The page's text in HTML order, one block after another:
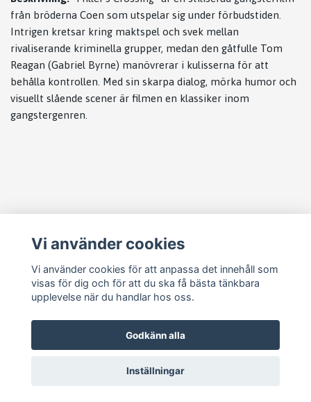
från bröderna Coen som utspelar sig under förbudstiden.
Intrigen kretsar kring maktspel och svek mellan
rivaliserande kriminella grupper, medan den gåtfulle Tom
Reagan (Gabriel Byrne) manövrerar i kulisserna för att
behålla kontrollen. Med sin skarpa dialog, mörka humor och
visuellt slående scener är filmen en klassiker inom
gangstergenren.
Köpvillkor
Kontakt
Cookie Concent
Vi använder cookies
Vi använder cookies för att anpassa det innehåll som
visas för dig och för att du ska få bästa tänkbara
upplevelse när du handlar hos oss.
Godkänn alla
Inställningar